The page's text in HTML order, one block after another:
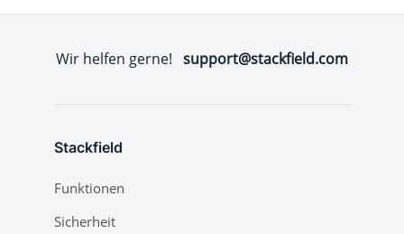
Wir helfen gerne! support@stackfield.com
Stackfield
Funktionen
Sicherheit